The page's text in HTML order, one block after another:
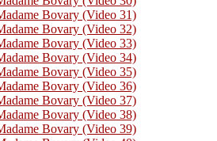
Bovary (Video 31)
Bovary (Video 32)
Bovary (Video 33)
Bovary (Video 34)
Bovary (Video 35)
Bovary (Video 36)
Bovary (Video 37)
Bovary (Video 38)
Bovary (Video 39)